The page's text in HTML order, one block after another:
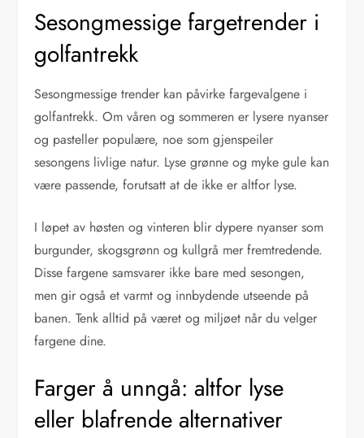
Sesongmessige fargetrender i
golfantrekk
Sesongmessige trender kan påvirke fargevalgene i
golfantrekk. Om våren og sommeren er lysere nyanser
og pasteller populære, noe som gjenspeiler
sesongens livlige natur. Lyse grønne og myke gule kan
være passende, forutsatt at de ikke er altfor lyse.
I løpet av høsten og vinteren blir dypere nyanser som
burgunder, skogsgrønn og kullgrå mer fremtredende.
Disse fargene samsvarer ikke bare med sesongen,
men gir også et varmt og innbydende utseende på
banen. Tenk alltid på været og miljøet når du velger
fargene dine.
Farger å unngå: altfor lyse
eller blafrende alternativer